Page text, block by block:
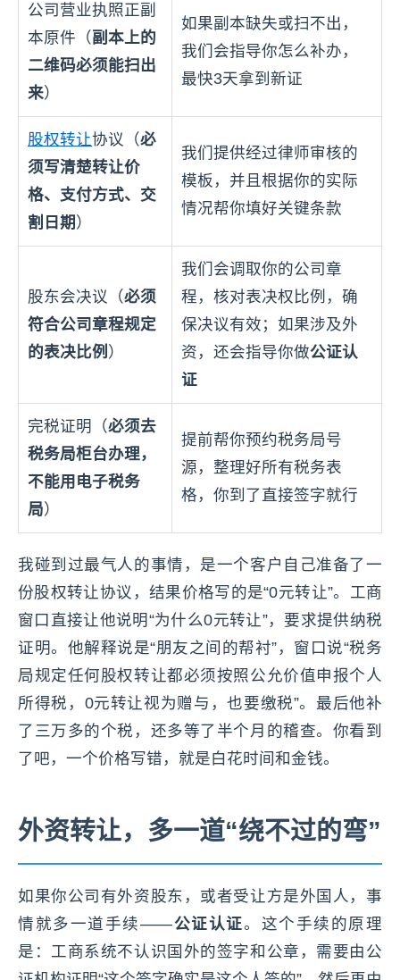
公司营业执照正副
本原件（副本上的
二维码必须能扫出
来）
如果副本缺失或扫不出，
我们会指导你怎么补办，
最快3天拿到新证
股权转让协议（必
须写清楚转让价
格、支付方式、交
割日期 ）
我们提供经过律师审核的
模板，并且根据你的实际
情况帮你填好关键条款
股东会决议（必须
符合公司章程规定
的表决比例 ）
我们会调取你的公司章
程，核对表决权比例，确
保决议有效；如果涉及外
资，还会指导你做公证认
证
完税证明（必须去
税务局柜台办理，
不能用电子税务
局）
提前帮你预约税务局号
源，整理好所有税务表
格，你到了直接签字就行
我碰到过最气人的事情，是一个客户自己准备了一
份股权转让协议，结果价格写的是“0元转让”。工商
窗口直接让他说明“为什么0元转让”，要求提供纳税
证明。他解释说是“朋友之间的帮衬”，窗口说“税务
局规定任何股权转让都必须按照公允价值申报个人
所得税，0元转让视为赠与，也要缴税”。最后他补
了三万多的个税，还多等了半个月的稽查。你看到
了吧，一个价格写错，就是白花时间和金钱。
外资转让，多一道“绕不过的弯”
如果你公司有外资股东，或者受让方是外国人，事
情就多一道手续——公证认证。这个手续的原理
是：工商系统不认识国外的签字和公章，需要由公